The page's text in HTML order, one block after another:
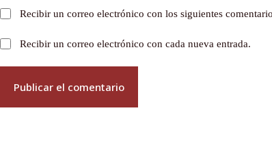
Recibir un correo electrónico con los siguientes
Recibir un correo electrónico con cada nueva entrada.
Publicar el comentario